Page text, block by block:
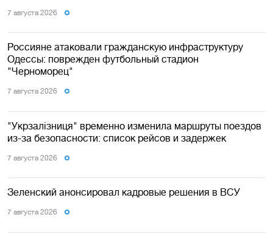
7 августа 2026
Россияне атаковали гражданскую инфраструктуру
Одессы: поврежден футбольный стадион
"Черноморец"
7 августа 2026
"Укрзалізниця" временно изменила маршруты поездов
из-за безопасности: список рейсов и задержек
7 августа 2026
Зеленский анонсировал кадровые решения в ВСУ
7 августа 2026